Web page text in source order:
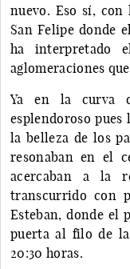
nuevo. Eso sí,
San Felipe donde
ha interpretado
aglomeraciones
Ya en la curva
esplendoroso
la belleza de los
resonaban en el
acercaban a la
transcurrido con
Esteban, donde el
puerta al filo de
20:30 horas.